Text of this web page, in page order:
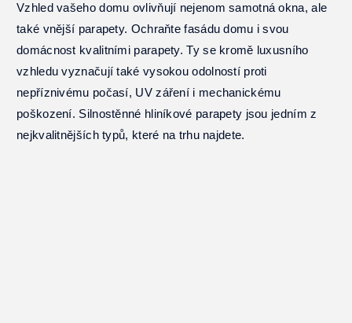
Vzhled vašeho domu ovlivňují nejenom samotná okna, ale
také vnější parapety. Ochraňte fasádu domu i svou
domácnost kvalitními parapety. Ty se kromě luxusního
vzhledu vyznačují také vysokou odolností proti
nepříznivému počasí, UV záření i mechanickému
poškození. Silnostěnné hliníkové parapety jsou jedním z
nejkvalitnějších typů, které na trhu najdete.
Další produkty
O nás
Služby
Kariéra